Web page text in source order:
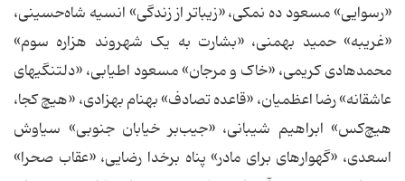
«رسوایی» مسعود ده نمکی، «زیباتر از زندگی» انسیه شاه‌حسینی،
«غریبه» حمید بهمنی، «بشارت به یک شهروند هزاره سوم»
محمدهادی کریمی، «خاک و مرجان» مسعود اطیابی، «دلتنگی‏های
عاشقانه» رضا اعظمیان، «قاعده تصادف» بهنام بهزادی، «هیچ کجا،
هیچ‌کس» ابراهیم شیبانی، «جیب‌بر خیابان جنوبی» سیاوش
اسعدی، «گهواره‏ای برای مادر» پناه برخدا رضایی، «عقاب صحرا»